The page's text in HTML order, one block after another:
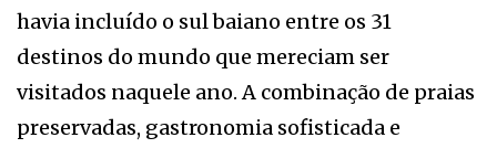
havia incluído o sul baiano entre os 31
destinos do mundo que mereciam ser
visitados naquele ano. A combinação de praias
preservadas, gastronomia sofisticada e